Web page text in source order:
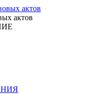
актов